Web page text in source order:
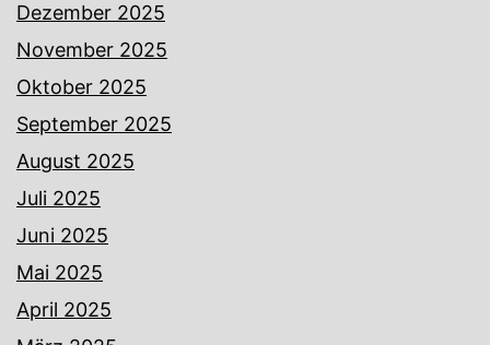
Dezember 2025
November 2025
Oktober 2025
September 2025
August 2025
Juli 2025
Juni 2025
Mai 2025
April 2025